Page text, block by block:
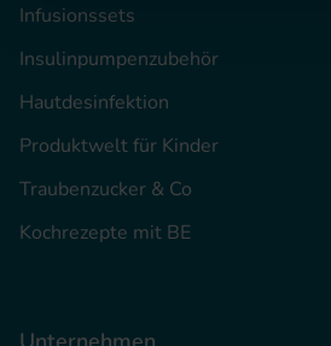
Infusionssets
Insulinpumpenzubehör
Hautdesinfektion
Produktwelt für Kinder
Traubenzucker & Co
Kochrezepte mit BE